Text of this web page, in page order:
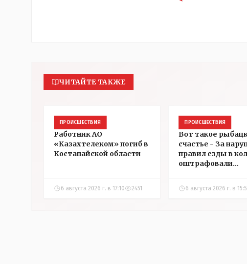
ЧИТАЙТЕ ТАКЖЕ
ПРОИСШЕСТВИЯ
Работник АО
«Казахтелеком» погиб в
Костанайской области
6 августа 2026 г. в 17:10 2451
ПРОИСШЕСТВИЯ
Вот такое
счастье - За
правил езды в
оштрафовали
Аркалыке
6 августа 2026 г. в